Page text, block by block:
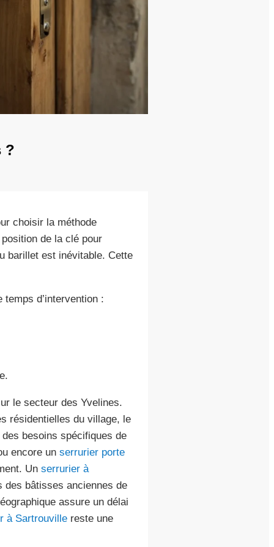
?
choisir la méthode
de la clé pour
barillet est inévitable. Cette
d’intervention :
le secteur des Yvelines.
résidentielles du village, le
besoins spécifiques de
encore un serrurier porte
Un serrurier à
bâtisses anciennes de
assure un délai
à Sartrouvillereste une